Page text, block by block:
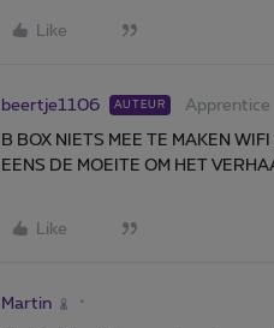
Like
beertje1106 AUTEUR Apprentice
B BOX NIETS MEE TE MAKEN
EENS DE MOEITE OM HET
Like
Martin